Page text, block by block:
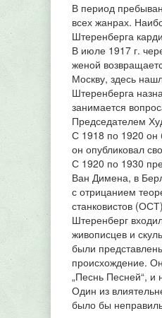
В период
всех жанрах.
Штеренберга
В июле 1917 г.
женой
Москву, здесь
Штеренберга
занимается
Председателем
С 1918 по 1920 он
он опубликовал
С 1920 по 1930
Ван Димена, в
с отрицанием
станковистов
Штеренберг
живописцев и
были
происхождение.
„Песнь Песней“, и
Один из
было бы